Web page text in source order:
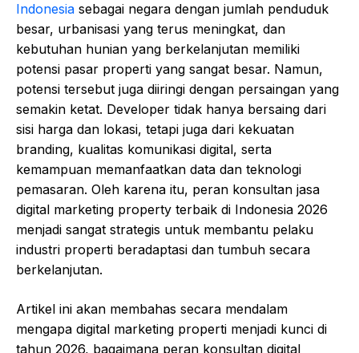
Indonesia sebagai negara dengan jumlah penduduk
besar, urbanisasi yang terus meningkat, dan
kebutuhan hunian yang berkelanjutan memiliki
potensi pasar properti yang sangat besar. Namun,
potensi tersebut juga diiringi dengan persaingan yang
semakin ketat. Developer tidak hanya bersaing dari
sisi harga dan lokasi, tetapi juga dari kekuatan
branding, kualitas komunikasi digital, serta
kemampuan memanfaatkan data dan teknologi
pemasaran. Oleh karena itu, peran konsultan jasa
digital marketing property terbaik di Indonesia 2026
menjadi sangat strategis untuk membantu pelaku
industri properti beradaptasi dan tumbuh secara
berkelanjutan.
Artikel ini akan membahas secara mendalam
mengapa digital marketing properti menjadi kunci di
tahun 2026, bagaimana peran konsultan digital